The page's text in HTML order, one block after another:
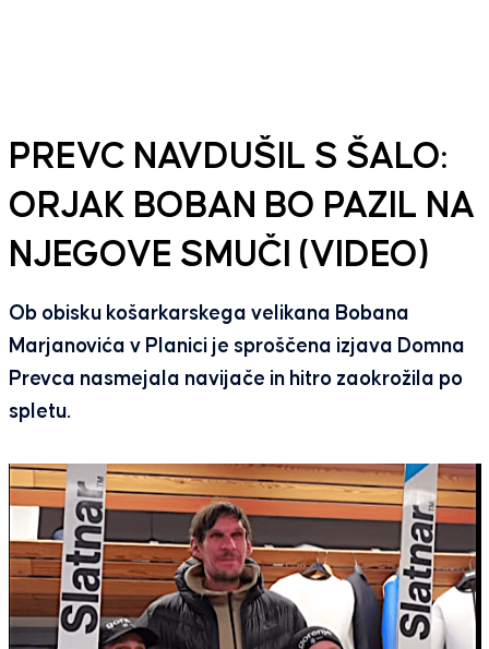
PREVC NAVDUŠIL S ŠALO:
ORJAK BOBAN BO PAZIL NA
NJEGOVE SMUČI (VIDEO)
Ob obisku košarkarskega velikana Bobana
Marjanovića v Planici je sproščena izjava Domna
Prevca nasmejala navijače in hitro zaokrožila po
spletu.